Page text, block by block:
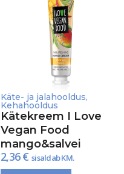
Käte- ja jalahooldus,
Kehahooldus
Kätekreem I Love
Vegan Food
mango&salvei
2,36€ sisaldab KM.